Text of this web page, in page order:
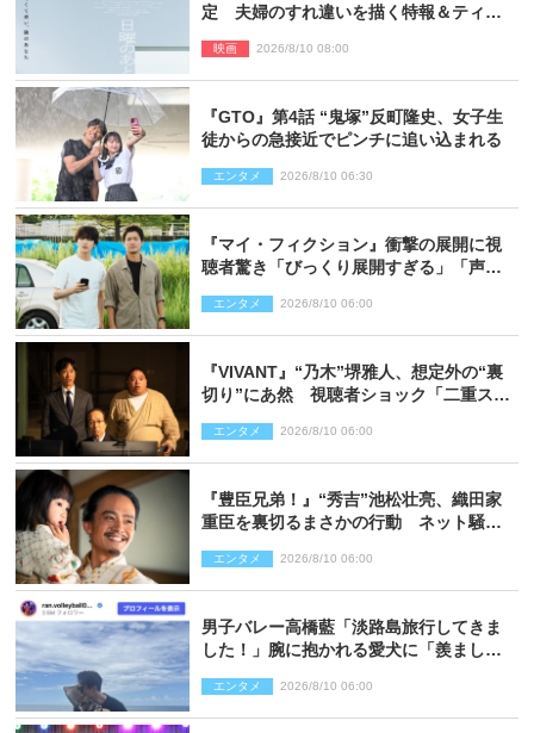
定 夫婦のすれ違いを描く特報＆ティザ
映画 2026/8/10 08:00
『GTO』第4話 “鬼塚”反町隆史、女子生
徒からの急接近でピンチに追い込まれる
エンタメ 2026/8/10 06:30
『マイ・フィクション』衝撃の展開に視
聴者驚き「びっくり展開すぎる」「声出
エンタメ 2026/8/10 06:00
『VIVANT』“乃木”堺雅人、想定外の“裏
切り”にあ然 視聴者ショック「二重スパ
エンタメ 2026/8/10 06:00
『豊臣兄弟！』“秀吉”池松壮亮、織田家
重臣を裏切るまさかの行動 ネット騒然
り）
エンタメ 2026/8/10 06:00
男子バレー高橋藍「淡路島旅行してきま
した！」腕に抱かれる愛犬に「羨まし
エンタメ 2026/8/10 06:00